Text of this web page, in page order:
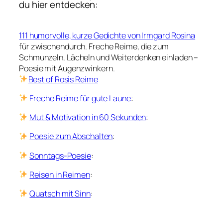
du hier entdecken:
111 humorvolle, kurze Gedichte von Irmgard Rosina
für zwischendurch. Freche Reime, die zum
Schmunzeln, Lächeln und Weiterdenken einladen –
Poesie mit Augenzwinkern.
Best of Rosis Reime
Freche Reime für gute Laune:
Mut & Motivation in 60 Sekunden:
Poesie zum Abschalten:
Sonntags-Poesie:
Reisen in Reimen:
Quatsch mit Sinn: